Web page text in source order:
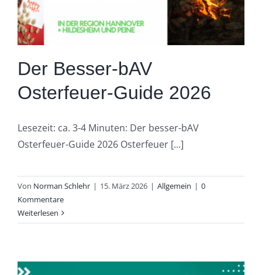
Der Besser-bAV
Osterfeuer-Guide 2026
Lesezeit: ca. 3-4 Minuten: Der besser-bAV
Osterfeuer-Guide 2026 Osterfeuer [...]
Von Norman Schlehr | 15. März 2026 | Allgemein | 0
Kommentare
Weiterlesen